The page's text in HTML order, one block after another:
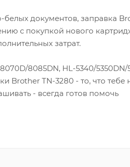
документов, заправка
с покупкой нового
затрат.
8085DN, HL-5340/
Brother TN-3280 - то, что
- всегда готов помочь